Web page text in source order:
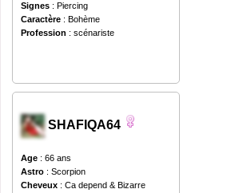
Signes : Piercing
Caractère : Bohème
Profession : scénariste
SHAFIQA64
Age : 66 ans
Astro : Scorpion
Cheveux : Ca depend & Bizarre